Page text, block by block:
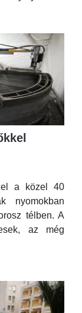
el a közel 40
nyomokban
télben. A
az még